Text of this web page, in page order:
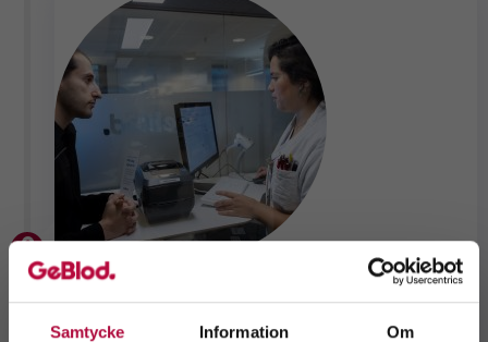
Samtycke Information Om
Provtagning och intervju
2